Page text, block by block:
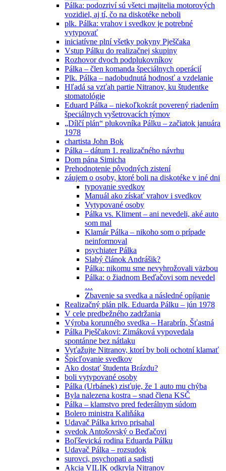
Pálka: podozriví sú všetci majitelia motorových
vozidiel, aj tí, čo na diskotéke neboli
plk. Pálka: vrahov i svedkov je potrebné
vytypovať
iniciatívne plní všetky pokyny Pješčaka
Vstup Pálku do realizačnej skupiny
Rozhovor dvoch podplukovníkov
Pálka – člen komanda špeciálnych operácií
Plk. Pálka – nadobudnutá hodnosť a vzdelanie
Hľadá sa vzťah partie Nitranov, ku študentke
stomatológie
Eduard Pálka – niekoľkokrát poverený riadením
špeciálnych vyšetrovacích týmov
„Dílčí plán“ plukovníka Pálku – začiatok januára
1978
chartista John Bok
Pálka – dátum 1. realizačného návrhu
Dom pána Simicha
Prehodnotenie pôvodných zistení
záujem o osoby, ktoré boli na diskotéke v iné dni
typovanie svedkov
Manuál ako získať vrahov i svedkov
Vytypované osoby
Pálka vs. Kliment – ani nevedeli, aké auto
som mal
Klamár Pálka – nikoho som o prípade
neinformoval
psychiater Pálka
Slabý článok Andrášik?
Pálka: nikomu sme nevyhrožovali väzbou
Pálka: o žiadnom Beďačovi som nevedel
…
Zbavenie sa svedka a následné opíjanie
Realizačný plán plk. Eduarda Pálku – jún 1978
V cele predbežného zadržania
Výroba korunného svedka – Harabrín, Šťastná
Pálka Pješčakovi: Zimáková vypovedala
spontánne bez nátlaku
Vyťažujte Nitranov, ktorí by boli ochotní klamať
Špicľovanie svedkov
Ako dostať študenta Brázdu?
boli vytypované osoby
Pálka (Urbánek) zisťuje, že 1 auto mu chýba
Byla nalezena kostra – snad člena KSČ
Pálka – klamstvo pred federálnym súdom
Bolero ministra Kaliňáka
Udavač Pálka krivo prisahal
svedok Antošovský o Beďačovi
Boľševická rodina Eduarda Pálku
Udavač Pálka – rozsudok
surovci, psychopati a sadisti
Akcia VILIK odkryla Nitranov